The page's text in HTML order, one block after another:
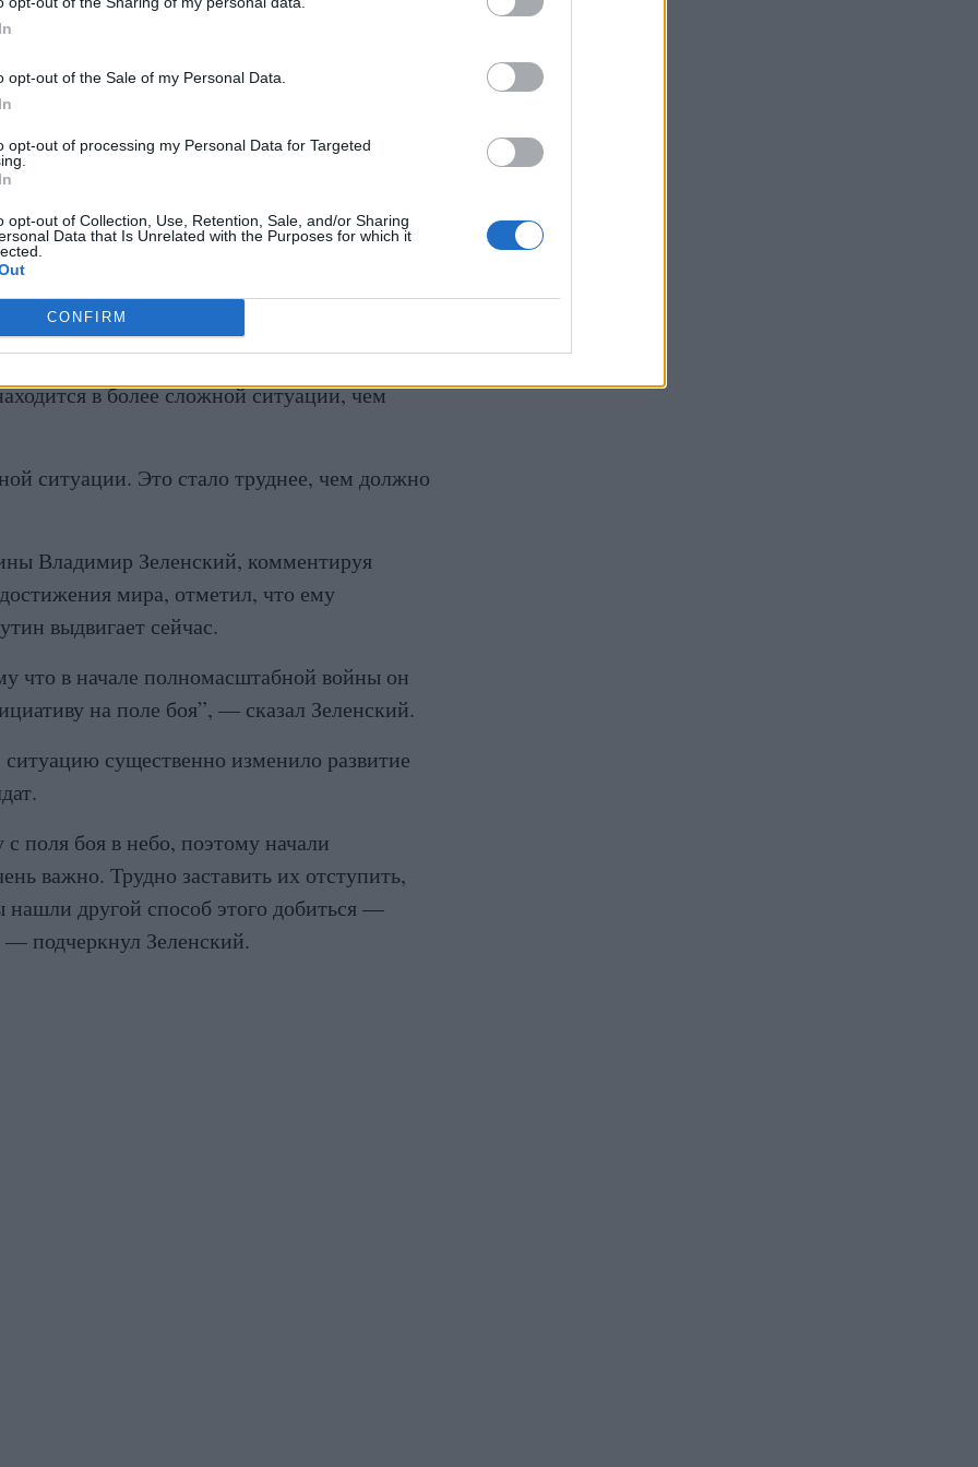
opt-out of the Sale of my Personal Data.
opt-out of processing my Personal Data for Targeted
opt-out of Collection, Use, Retention, Sale, and/or Sharing
Data that Is Unrelated with the Purposes for which it
CONFIRM
Украины Владимиром Зеленским он
хочет закончить войну. Многие люди в это
были немного другими. Они меняются. В
становятся немного лучше”, — сказал
в более сложной ситуации, чем
ситуации. Это стало труднее, чем должно
Владимир Зеленский, комментируя
мира, отметил, что ему
выдвигает сейчас.
что в начале полномасштабной войны он
на поле боя”, — сказал Зеленский.
существенно изменило развитие
поля боя в небо, поэтому начали
важно. Трудно заставить их отступить,
другой способ этого добиться —
подчеркнул Зеленский.